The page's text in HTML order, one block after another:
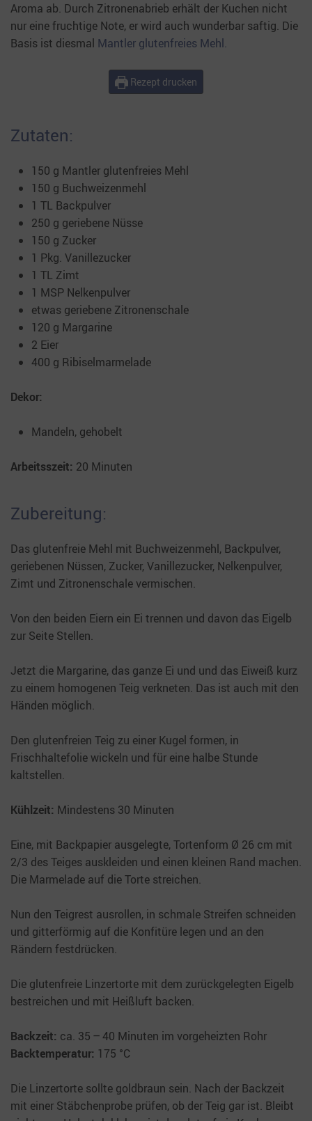
Aroma ab. Durch Zitronenabrieb erhält der Kuchen nicht
nur eine fruchtige Note, er wird auch wunderbar saftig. Die
Basis ist diesmal Mantler glutenfreies Mehl.
Rezept drucken
Zutaten:
150 g Mantler glutenfreies Mehl
150 g Buchweizenmehl
1 TL Backpulver
250 g geriebene Nüsse
150 g Zucker
1 Pkg. Vanillezucker
1 TL Zimt
1 MSP Nelkenpulver
etwas geriebene Zitronenschale
120 g Margarine
2 Eier
400 g Ribiselmarmelade
Dekor:
Mandeln, gehobelt
Arbeitsszeit: 20 Minuten
Zubereitung:
Das glutenfreie Mehl mit Buchweizenmehl, Backpulver,
geriebenen Nüssen, Zucker, Vanillezucker, Nelkenpulver,
Zimt und Zitronenschale vermischen.
Von den beiden Eiern ein Ei trennen und davon das Eigelb
zur Seite Stellen.
Jetzt die Margarine, das ganze Ei und und das Eiweiß kurz
zu einem homogenen Teig verkneten. Das ist auch mit den
Händen möglich.
Den glutenfreien Teig zu einer Kugel formen, in
Frischhaltefolie wickeln und für eine halbe Stunde
kaltstellen.
Kühlzeit: Mindestens 30 Minuten
Eine, mit Backpapier ausgelegte, Tortenform Ø 26 cm mit
2/3 des Teiges auskleiden und einen kleinen Rand machen.
Die Marmelade auf die Torte streichen.
Nun den Teigrest ausrollen, in schmale Streifen schneiden
und gitterförmig auf die Konfitüre legen und an den
Rändern festdrücken.
Die glutenfreie Linzertorte mit dem zurückgelegten Eigelb
bestreichen und mit Heißluft backen.
Backzeit: ca. 35 – 40 Minuten im vorgeheizten Rohr
Backtemperatur: 175 °C
Die Linzertorte sollte goldbraun sein. Nach der Backzeit
mit einer Stäbchenprobe prüfen, ob der Teig gar ist. Bleibt